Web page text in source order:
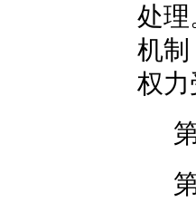
处理
机制
权力